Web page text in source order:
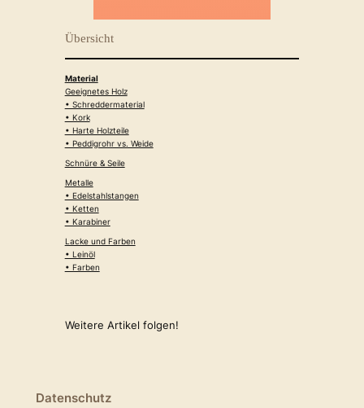
Übersicht
Material
Geeignetes Holz
• Schreddermaterial
• Kork
• Harte Holzteile
• Peddigrohr vs. Weide
Schnüre & Seile
Metalle
• Edelstahlstangen
• Ketten
• Karabiner
Lacke und Farben
• Leinöl
• Farben
Weitere Artikel folgen!
Datenschutz